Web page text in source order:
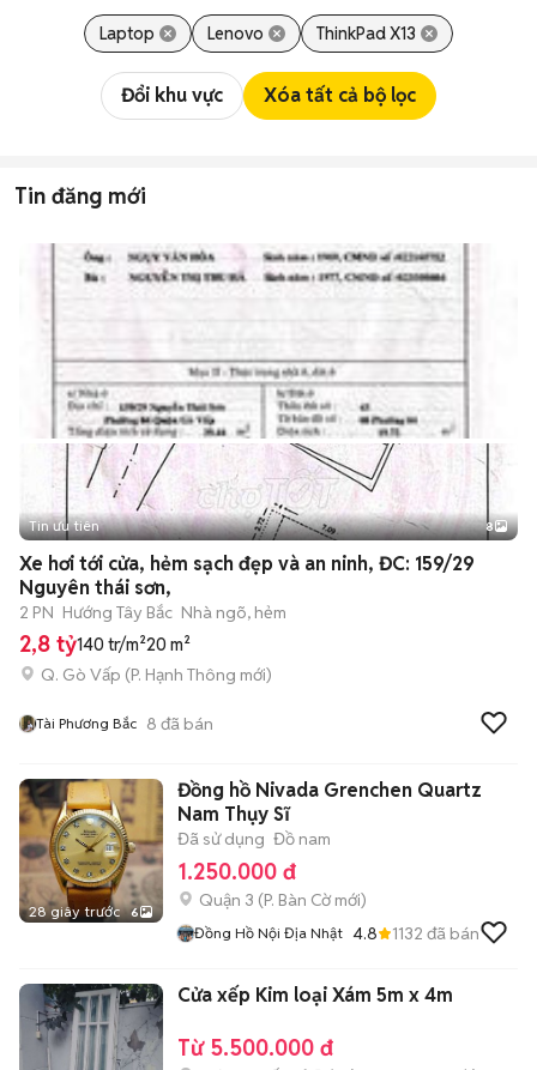
Laptop Lenovo ThinkPad X13
Đổi khu vực Xóa tất cả bộ lọc
Tin đăng mới
+2
Tin ưu tiên 8
Xe hơi tới cửa, hẻm sạch đẹp và an ninh, ĐC: 159/29
Nguyên thái sơn,
2 PN Hướng Tây Bắc Nhà ngõ, hẻm
2,8 tỷ140 tr/m²20 m²
Q. Gò Vấp (P. Hạnh Thông mới)
Tài Phương Bắc 8 đã bán
28 giây trước 6
Đồng hồ Nivada Grenchen Quartz
Nam Thụy Sĩ
Đã sử dụng Đồ nam
1.250.000 đ
Quận 3 (P. Bàn Cờmới)
Đồng Hồ Nội Địa Nhật 4.8 1132 đã bán
Cửa xếp Kim loại Xám 5m x 4m
Từ 5.500.000 đ